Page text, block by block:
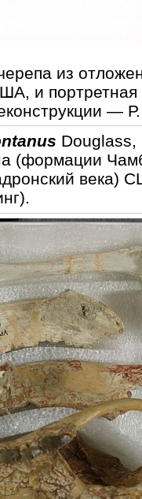
из
и портретная
—
Douglass,
(формации
века)